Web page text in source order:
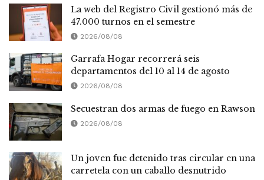
La web del Registro Civil gestionó más de
47.000 turnos en el semestre
2026/08/08
Garrafa Hogar recorrerá seis
departamentos del 10 al 14 de agosto
2026/08/08
Secuestran dos armas de fuego en Rawson
2026/08/08
Un joven fue detenido tras circular en una
carretela con un caballo desnutrido